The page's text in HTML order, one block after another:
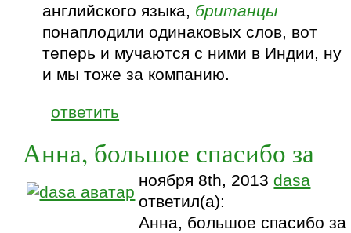
английского языка, британцы
понаплодили одинаковых слов, вот
теперь и мучаются с ними в Индии, ну
и мы тоже за компанию.
ответить
Анна, большое спасибо за
ноября 8th, 2013dasa
ответил(а):
Анна, большое спасибо за